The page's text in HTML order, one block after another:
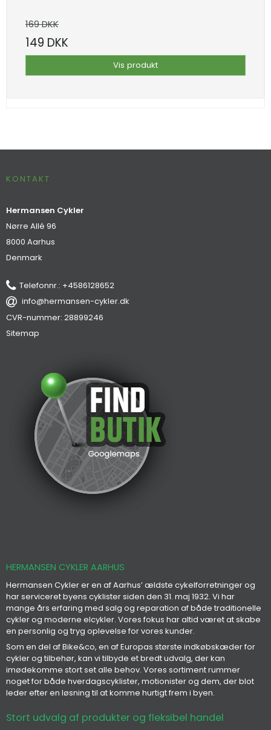
169 DKK
149 DKK
Vis produkt
KONTAKT
Hermansen Cykler
Nørre Allé 96
8000 Aarhus
Denmark
Telefonnr.: +4586128652
info@hermansen-cykler.dk
CVR-nummer: 28899246
Sitemap
HERMANSEN CYKLER AARHUS
Hermansen Cykler er en af Aarhus’ ældste cykelforretninger og
har serviceret byens cyklister siden den 31. maj 1932. Vi har
mange års erfaring med salg og reparation af både traditionelle
cykler og moderne elcykler. Vores fokus har altid været at skabe
en personlig og tryg oplevelse for vores kunder.
Som en del af Bike&co, en af Europas største indkøbskæder for
cykler og tilbehør, kan vi tilbyde et bredt udvalg, der kan
imødekomme stort set alle behov. Vores sortiment rummer
noget for både hverdagscyklister, motionister og dem, der blot
leder efter en løsning til at komme hurtigt frem i byen.
Stort udvalg af produkter og fleksibel handel